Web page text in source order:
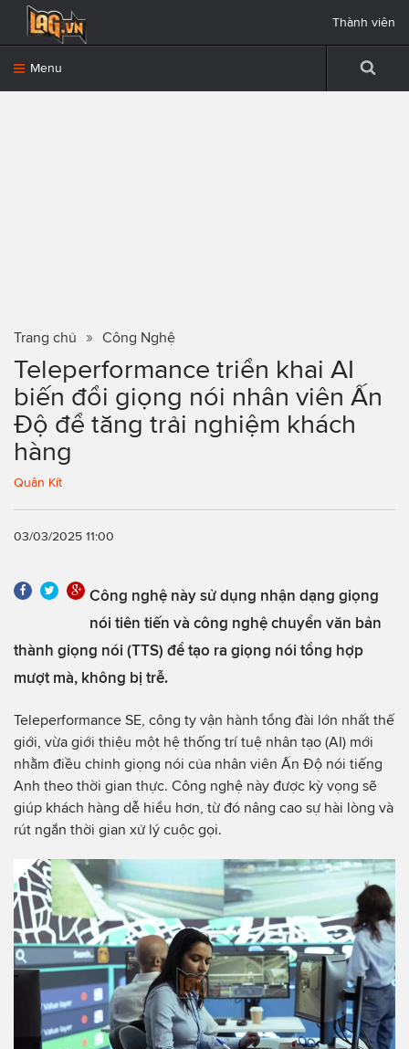
Menu
Thành viên
Trang chủ Công Nghệ
Teleperformance triển khai AI
biến đổi giọng nói nhân viên Ấn
Độ để tăng trải nghiệm khách
hàng
Quân Kít
03/03/2025 11:00
Công nghệ này sử dụng nhận dạng giọng
nói tiên tiến và công nghệ chuyển văn bản
thành giọng nói (TTS) để tạo ra giọng nói tổng hợp
mượt mà, không bị trễ.
Teleperformance SE, công ty vận hành tổng đài lớn nhất thế
giới, vừa giới thiệu một hệ thống trí tuệ nhân tạo (AI) mới
nhằm điều chỉnh giọng nói của nhân viên Ấn Độ nói tiếng
Anh theo thời gian thực. Công nghệ này được kỳ vọng sẽ
giúp khách hàng dễ hiểu hơn, từ đó nâng cao sự hài lòng và
rút ngắn thời gian xử lý cuộc gọi.